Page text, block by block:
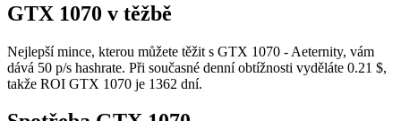
GTX 1070 v těžbě
Nejlepší mince, kterou můžete těžit s GTX 1070 - Aeternity, vám
dává 50 p/s hashrate. Při současné denní obtížnosti vyděláte 0.21 $,
takže ROI GTX 1070 je 1362 dní.